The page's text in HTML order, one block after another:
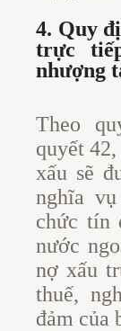
4. Quy
trực
nhượng
Theo
quyết
xấu sẽ
nghĩa
chức tín
nước
nợ xấu
thuế,
đảm của